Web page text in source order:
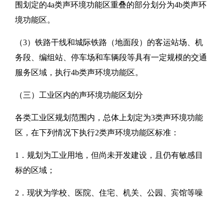
围划定的4a类声环境功能区重叠的部分划分为4b类声环
境功能区。
（3）铁路干线和城际铁路（地面段）的客运站场、机
务段、编组站、停车场和车辆段等具有一定规模的交通
服务区域，执行4b类声环境功能区。
（三）工业区内的声环境功能区划分
各类工业区规划范围内，总体上划定为3类声环境功能
区，在下列情况下执行2类声环境功能区标准：
1．规划为工业用地，但尚未开发建设，且仍有敏感目
标的区域；
2．现状为学校、医院、住宅、机关、公园、宾馆等噪